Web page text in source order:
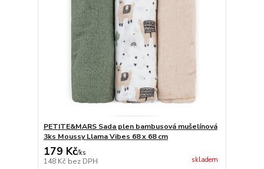
PETITE&MARS Sada plen bambusová mušelínová
3ks Moussy Llama Vibes 68 x 68 cm
179 Kč/ks
148 Kč bez DPH skladem